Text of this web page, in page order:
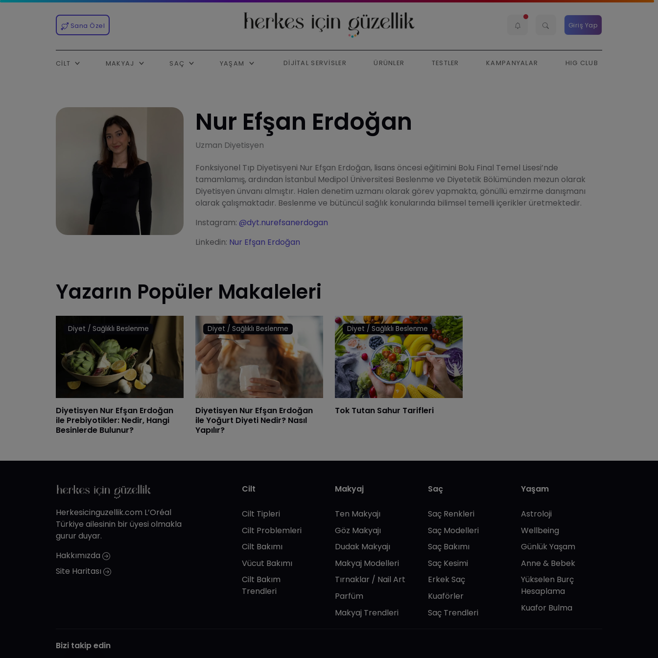
Sana Özel Giriş Yap
CILT MAKYAJ SAÇ YAŞAM DIJITAL SERVISLER ÜRÜNLER TESTLER KAMPANYALAR HIG CLUB
Nur Efşan Erdoğan
Uzman Diyetisyen
Fonksiyonel Tıp Diyetisyeni Nur Efşan Erdoğan, lisans öncesi eğitimini Bolu Final Temel Lisesi’nde
tamamlamış, ardından İstanbul Medipol Üniversitesi Beslenme ve Diyetetik Bölümünden mezun olarak
Diyetisyen ünvanı almıştır. Halen denetim uzmanı olarak görev yapmakta, gönüllü emzirme danışmanı
olarak çalışmaktadır. Beslenme ve bütüncül sağlık konularında bilimsel temelli içerikler üretmektedir.
Instagram: @dyt.nurefsanerdogan
Linkedin: Nur Efşan Erdoğan
Yazarın Popüler Makaleleri
Diyet / Sağlıklı Beslenme
Diyetisyen Nur Efşan Erdoğan
ile Prebiyotikler: Nedir, Hangi
Besinlerde Bulunur?
Diyet / Sağlıklı Beslenme
Diyetisyen Nur Efşan Erdoğan
ile Yoğurt Diyeti Nedir? Nasıl
Yapılır?
Diyet / Sağlıklı Beslenme
Tok Tutan Sahur Tarifleri
Herkesicinguzellik.com L’Oréal
Türkiye ailesinin bir üyesi olmakla
gurur duyar.
Hakkımızda
Site Haritası
Cilt
Cilt Tipleri
Cilt Problemleri
Cilt Bakımı
Vücut Bakımı
Cilt Bakım
Trendleri
Makyaj
Ten Makyajı
Göz Makyajı
Dudak Makyajı
Makyaj Modelleri
Tırnaklar / Nail Art
Parfüm
Makyaj Trendleri
Saç
Saç Renkleri
Saç Modelleri
Saç Bakımı
Saç Kesimi
Erkek Saç
Kuaförler
Saç Trendleri
Yaşam
Astroloji
Wellbeing
Günlük Yaşam
Anne & Bebek
Yükselen Burç
Hesaplama
Kuafor Bulma
Bizi takip edin